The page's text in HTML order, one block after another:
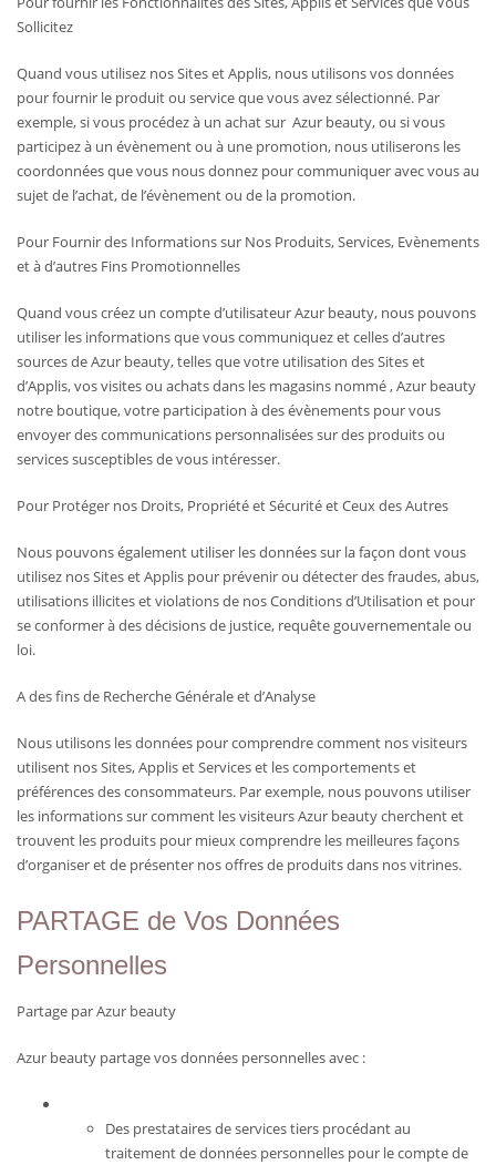
Sollicitez
Quand vous utilisez nos Sites et Applis, nous utilisons vos données
pour fournir le produit ou service que vous avez sélectionné. Par
exemple, si vous procédez à un achat sur Azur beauty, ou si vous
participez à un évènement ou à une promotion, nous utiliserons les
coordonnées que vous nous donnez pour communiquer avec vous au
sujet de l’achat, de l’évènement ou de la promotion.
Pour Fournir des Informations sur Nos Produits, Services, Evènements
et à d’autres Fins Promotionnelles
Quand vous créez un compte d’utilisateur Azur beauty, nous pouvons
utiliser les informations que vous communiquez et celles d’autres
sources de Azur beauty, telles que votre utilisation des Sites et
d’Applis, vos visites ou achats dans les magasins nommé , Azur beauty
notre boutique, votre participation à des évènements pour vous
envoyer des communications personnalisées sur des produits ou
services susceptibles de vous intéresser.
Pour Protéger nos Droits, Propriété et Sécurité et Ceux des Autres
Nous pouvons également utiliser les données sur la façon dont vous
utilisez nos Sites et Applis pour prévenir ou détecter des fraudes, abus,
utilisations illicites et violations de nos Conditions d’Utilisation et pour
se conformer à des décisions de justice, requête gouvernementale ou
loi.
A des fins de Recherche Générale et d’Analyse
Nous utilisons les données pour comprendre comment nos visiteurs
utilisent nos Sites, Applis et Services et les comportements et
préférences des consommateurs. Par exemple, nous pouvons utiliser
les informations sur comment les visiteurs Azur beauty cherchent et
trouvent les produits pour mieux comprendre les meilleures façons
d’organiser et de présenter nos offres de produits dans nos vitrines.
PARTAGE de Vos Données
Personnelles
Partage par Azur beauty
Azur beauty partage vos données personnelles avec :
Des prestataires de services tiers procédant au
traitement de données personnelles pour le compte de